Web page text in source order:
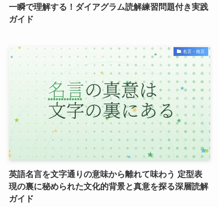
一瞬で理解する！ダイアグラム読解練習問題付き実践
ガイド
名言・格言
英語名言を文字通りの意味から離れて味わう 定型表
現の裏に秘められた文化的背景と真意を探る深層読解
ガイド